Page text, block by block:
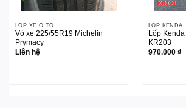
LỐP XE Ô TÔ
Vỏ xe 225/55R19 Michelin
Prymacy
Liên hệ
LỐP KENDA
Lốp
KR203
970.000 ₫